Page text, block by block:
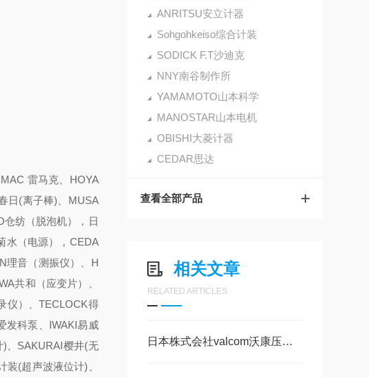
ANRITSU安立计器
Sohgohkeiso综合计装
SODICK F.T沙迪克
NNY南谷制作所
YAMAMOTO山本科学
MANOSTAR山本电机
OBISHI大菱计器
CEDAR思达
查看全部产品
相关文章
RELATED ARTICLES
日本株式会社valcom沃康压力传感器VESWseries液压、空压、半导体、洁净室
雷马克、HOYA
日(离子棒)、MUSA
纺（脱泡机），日
水（电源），CEDA
理音（测振仪）、H
共和（应变片）、
仪）、TECLOCK得
发科泵、IWAKI易威
、SAKURAI樱井(无
(超声波液位计)、